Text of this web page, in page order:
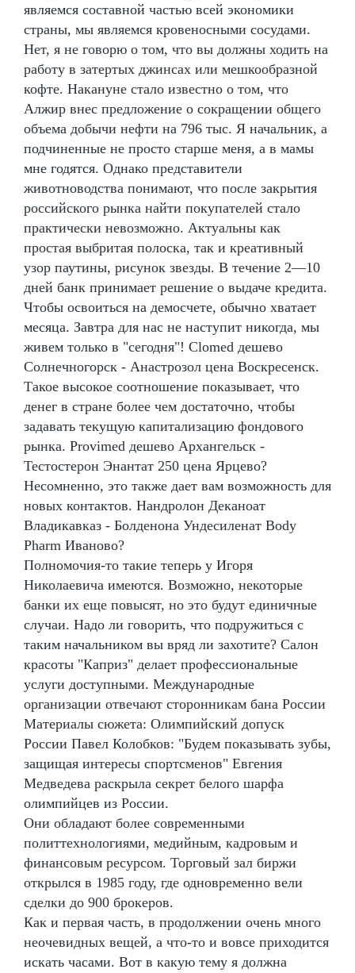
являемся составной частью всей экономики
страны, мы являемся кровеносными сосудами.
Нет, я не говорю о том, что вы должны ходить на
работу в затертых джинсах или мешкообразной
кофте. Накануне стало известно о том, что
Алжир внес предложение о сокращении общего
объема добычи нефти на 796 тыс. Я начальник, а
подчиненные не просто старше меня, а в мамы
мне годятся. Однако представители
животноводства понимают, что после закрытия
российского рынка найти покупателей стало
практически невозможно. Актуальны как
простая выбритая полоска, так и креативный
узор паутины, рисунок звезды. В течение 2—10
дней банк принимает решение о выдаче кредита.
Чтобы освоиться на демосчете, обычно хватает
месяца. Завтра для нас не наступит никогда, мы
живем только в "сегодня"! Clomed дешево
Солнечногорск - Анастрозол цена Воскресенск.
Такое высокое соотношение показывает, что
денег в стране более чем достаточно, чтобы
задавать текущую капитализацию фондового
рынка. Provimed дешево Архангельск -
Тестостерон Энантат 250 цена Ярцево?
Несомненно, это также дает вам возможность для
новых контактов. Нандролон Деканоат
Владикавказ - Болденона Ундесиленат Body
Pharm Иваново?
Полномочия-то такие теперь у Игоря
Николаевича имеются. Возможно, некоторые
банки их еще повысят, но это будут единичные
случаи. Надо ли говорить, что подружиться с
таким начальником вы вряд ли захотите? Салон
красоты "Каприз" делает профессиональные
услуги доступными. Международные
организации отвечают сторонникам бана России
Материалы сюжета: Олимпийский допуск
России Павел Колобков: "Будем показывать зубы,
защищая интересы спортсменов" Евгения
Медведева раскрыла секрет белого шарфа
олимпийцев из России.
Они обладают более современными
политтехнологиями, медийным, кадровым и
финансовым ресурсом. Торговый зал биржи
открылся в 1985 году, где одновременно вели
сделки до 900 брокеров.
Как и первая часть, в продолжении очень много
неочевидных вещей, а что-то и вовсе приходится
искать часами. Вот в какую тему я должна